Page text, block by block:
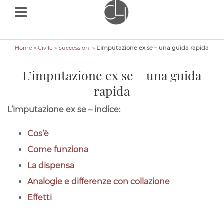
Home » Civile » Successioni » L’imputazione ex se – una guida rapida
L’imputazione ex se – una guida
rapida
Avv.
Beatrice
Bellato
consulenzalegaleitalia.it
L’imputazione
ex
L’imputazione ex se – indice:
Cos’è
Come funziona
La dispensa
Analogie e differenze con collazione
Effetti